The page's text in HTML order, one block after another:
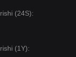
(24S):
(1Y):